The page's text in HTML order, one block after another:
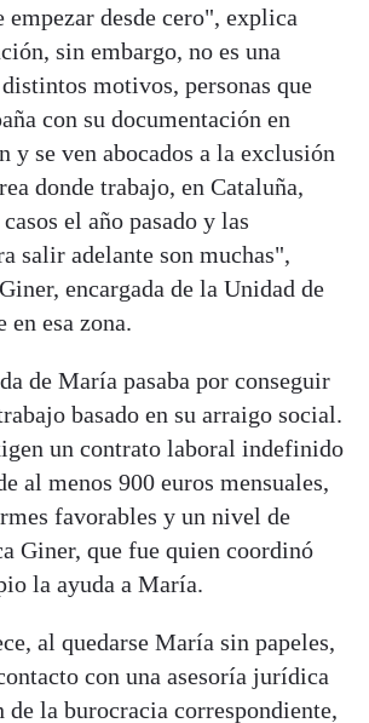
empezar desde cero", explica
sin embargo, no es una
motivos, personas que
con su documentación en
y se ven abocados a la exclusión
donde trabajo, en Cataluña,
el año pasado y las
salir adelante son muchas",
encargada de la Unidad de
en esa zona.
de María pasaba por conseguir
basado en su arraigo social.
un contrato laboral indefinido
al menos 900 euros mensuales,
favorables y un nivel de
Giner, que fue quien coordinó
la ayuda a María.
al quedarse María sin papeles,
con una asesoría jurídica
de la burocracia correspondiente,